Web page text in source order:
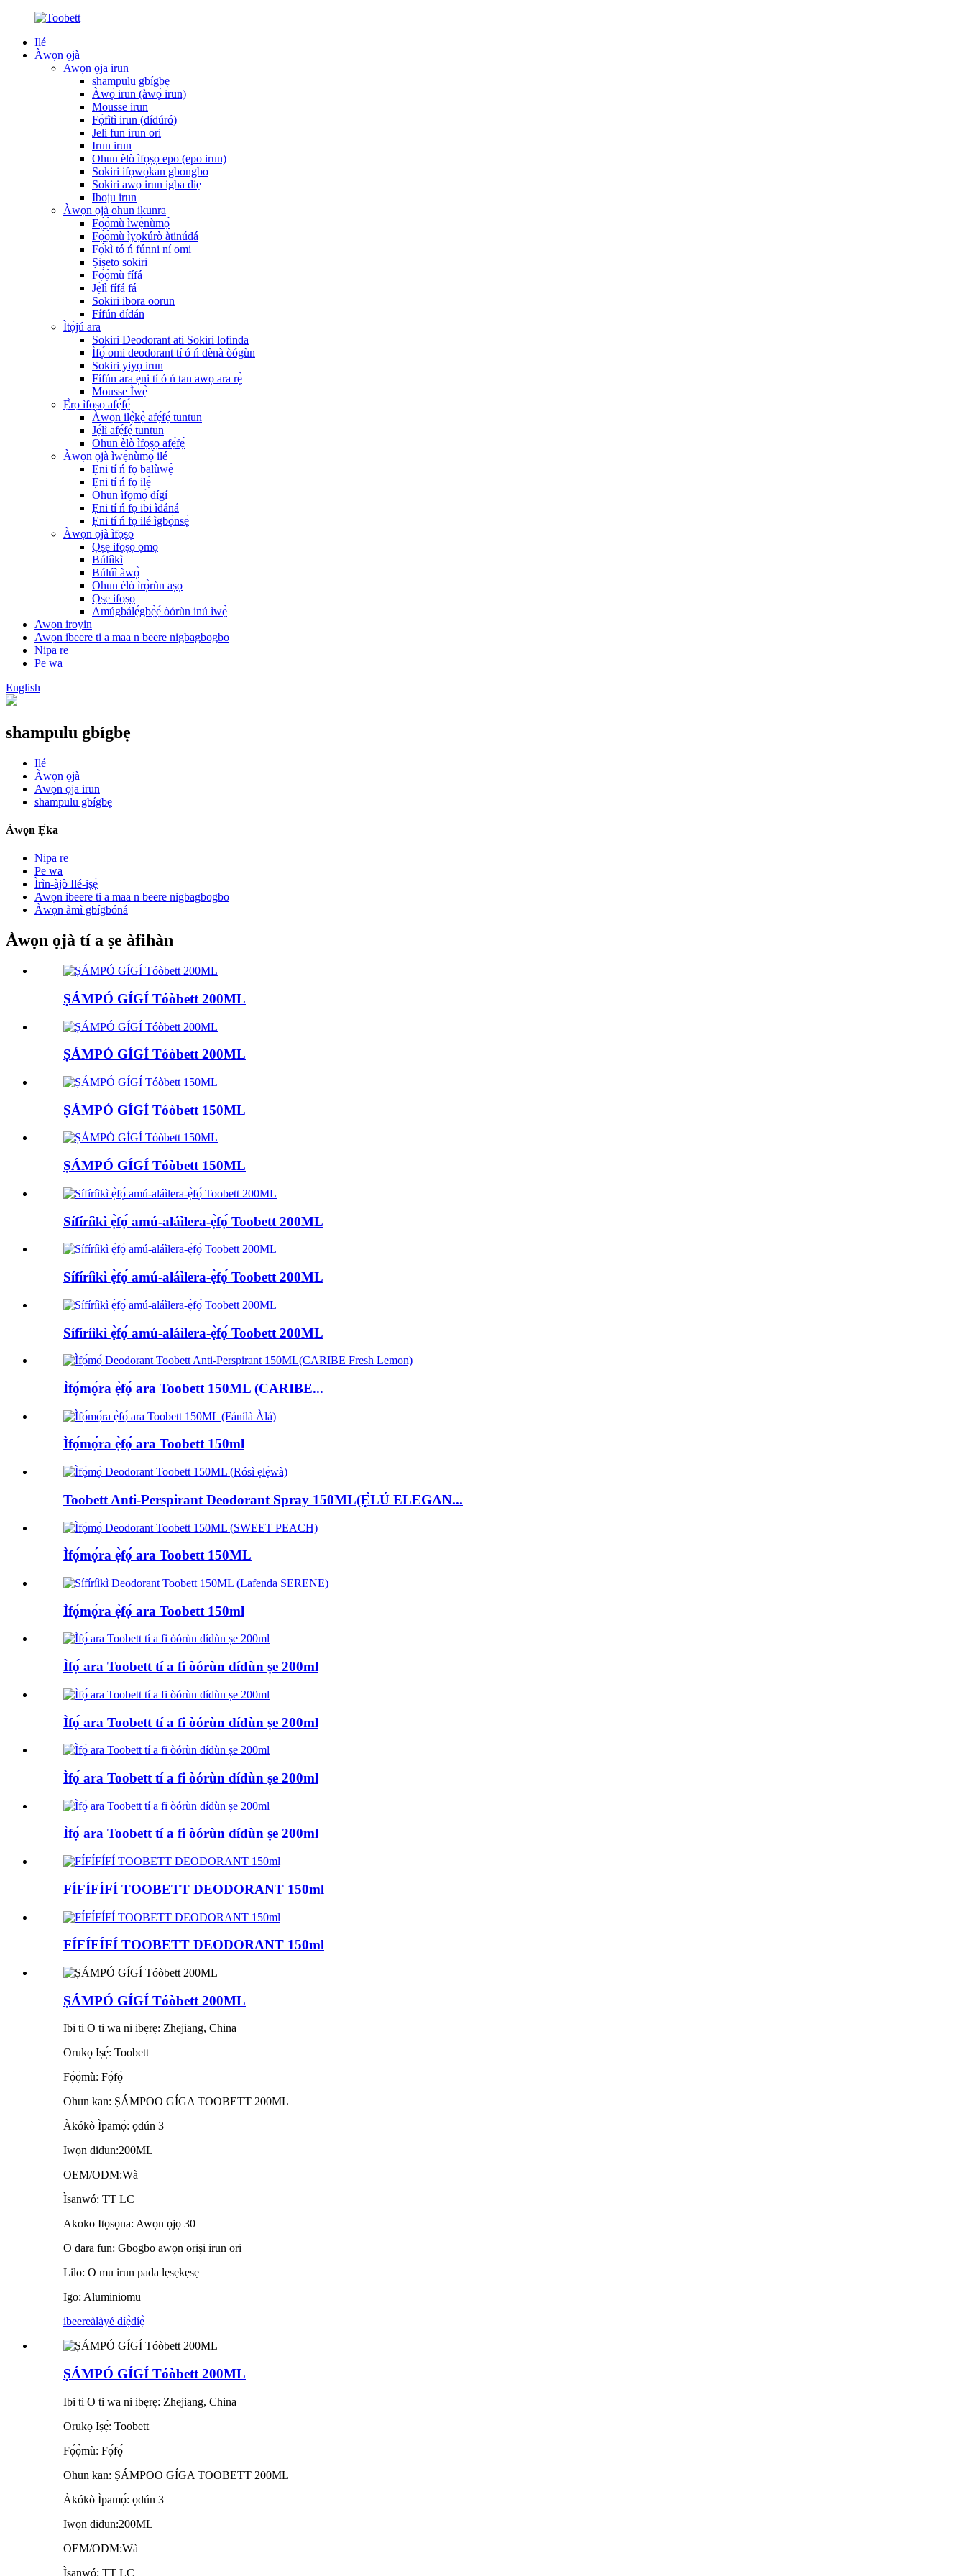
Ilé
Àwọn ọjà
Awọn ọja irun
shampulu gbígbẹ
Àwọ̀ irun (àwọ̀ irun)
Mousse irun
Fọ́fìtì irun (dídúró)
Jeli fun irun ori
Irun irun
Ohun èlò ìfọṣọ epo (epo irun)
Sokiri ifọwọkan gbongbo
Sokiri awọ irun igba diẹ
Iboju irun
Àwọn ọjà ohun ikunra
Fọ́ọ̀mù ìwẹ̀nùmọ́
Fọ́ọ̀mù ìyọkúrò àtinúdá
Fọ́kì tó ń fúnni ní omi
Ṣiṣeto sokiri
Fọ́ọ̀mù fífá
Jẹ́lì fífá fá
Sokiri ibora oorun
Fífún dídán
Ìtọ́jú ara
Sokiri Deodorant ati Sokiri lofinda
Ìfọ́ omi deodorant tí ó ń dènà òógùn
Sokiri yiyọ irun
Fífún ara ẹni tí ó ń tan awọ ara rẹ̀
Mousse Ìwẹ̀
Ẹ̀rọ ìfọṣọ afẹ́fẹ́
Àwọn ilẹ̀kẹ̀ afẹ́fẹ́ tuntun
Jẹ́lì afẹ́fẹ́ tuntun
Ohun èlò ìfọṣọ afẹ́fẹ́
Àwọn ọjà ìwẹ̀nùmọ́ ilé
Ẹni tí ń fọ balùwẹ̀
Ẹni tí ń fọ ilẹ̀
Ohun ìfọmọ́ dígí
Ẹni tí ń fọ ibi ìdáná
Ẹni tí ń fọ ilé ìgbọ̀nsẹ̀
Àwọn ọjà ìfọṣọ
Ọṣẹ ifọṣọ ọmọ
Búlíìkì
Búlúì àwọ̀
Ohun èlò ìrọ̀rùn aṣọ
Ọṣẹ ifọṣọ
Amúgbálẹ́gbẹ̀ẹ́ òórùn inú ìwẹ̀
Awọn iroyin
Awọn ibeere ti a maa n beere nigbagbogbo
Nipa re
Pe wa
English
shampulu gbígbẹ
Ilé
Àwọn ọjà
Awọn ọja irun
shampulu gbígbẹ
Àwọn Ẹ̀ka
Nipa re
Pe wa
Ìrìn-àjò Ilé-iṣẹ́
Awọn ibeere ti a maa n beere nigbagbogbo
Àwọn àmì gbígbóná
Àwọn ọjà tí a ṣe àfihàn
ṢÁMPÓ GÍGÍ Tóòbett 200ML
ṢÁMPÓ GÍGÍ Tóòbett 200ML
ṢÁMPÓ GÍGÍ Tóòbett 150ML
ṢÁMPÓ GÍGÍ Tóòbett 150ML
Sífíríìkì ẹ̀fọ́ amú-aláìlera-ẹ̀fọ́ Toobett 200ML
Sífíríìkì ẹ̀fọ́ amú-aláìlera-ẹ̀fọ́ Toobett 200ML
Sífíríìkì ẹ̀fọ́ amú-aláìlera-ẹ̀fọ́ Toobett 200ML
Ìfọ́mọ́ra ẹ̀fọ́ ara Toobett 150ML (CARIBE...
Ìfọ́mọ́ra ẹ̀fọ́ ara Toobett 150ml
Toobett Anti-Perspirant Deodorant Spray 150ML(Ẹ̀LÚ ELEGAN...
Ìfọ́mọ́ra ẹ̀fọ́ ara Toobett 150ML
Ìfọ́mọ́ra ẹ̀fọ́ ara Toobett 150ml
Ìfọ́ ara Toobett tí a fi òórùn dídùn ṣe 200ml
Ìfọ́ ara Toobett tí a fi òórùn dídùn ṣe 200ml
Ìfọ́ ara Toobett tí a fi òórùn dídùn ṣe 200ml
Ìfọ́ ara Toobett tí a fi òórùn dídùn ṣe 200ml
FÍFÍFÍFÍ TOOBETT DEODORANT 150ml
FÍFÍFÍFÍ TOOBETT DEODORANT 150ml
ṢÁMPÓ GÍGÍ Tóòbett 200ML
Ibi ti O ti wa ni ibẹrẹ: Zhejiang, China
Orukọ Iṣẹ́: Toobett
Fọ́ọ̀mù: Fọ́fọ́
Ohun kan: ṢÁMPOO GÍGA TOOBETT 200ML
Àkókò Ìpamọ́: ọdún 3
Iwọn didun:200ML
OEM/ODM:Wà
Ìsanwó: TT LC
Akoko Itọsọna: Awọn ọjọ 30
O dara fun: Gbogbo awọn oriṣi irun ori
Lilo: O mu irun pada lẹsẹkẹsẹ
Igo: Aluminiomu
ibeereàlàyé díẹ̀díẹ̀
ṢÁMPÓ GÍGÍ Tóòbett 200ML
Ibi ti O ti wa ni ibẹrẹ: Zhejiang, China
Orukọ Iṣẹ́: Toobett
Fọ́ọ̀mù: Fọ́fọ́
Ohun kan: ṢÁMPOO GÍGA TOOBETT 200ML
Àkókò Ìpamọ́: ọdún 3
Iwọn didun:200ML
OEM/ODM:Wà
Ìsanwó: TT LC